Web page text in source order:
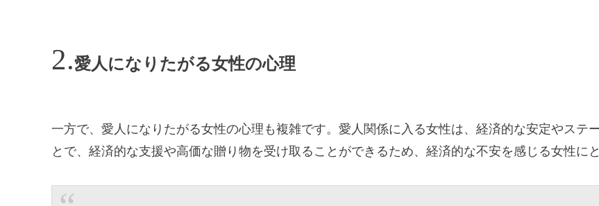
愛人になりたがる女性の心理
一方で、愛人になりたがる女性の心理も複雑です。愛人関係に入る女性は、経済的な安定やステ
とで、経済的な支援や高価な贈り物を受け取ることができるため、経済的な不安を感じる女性に